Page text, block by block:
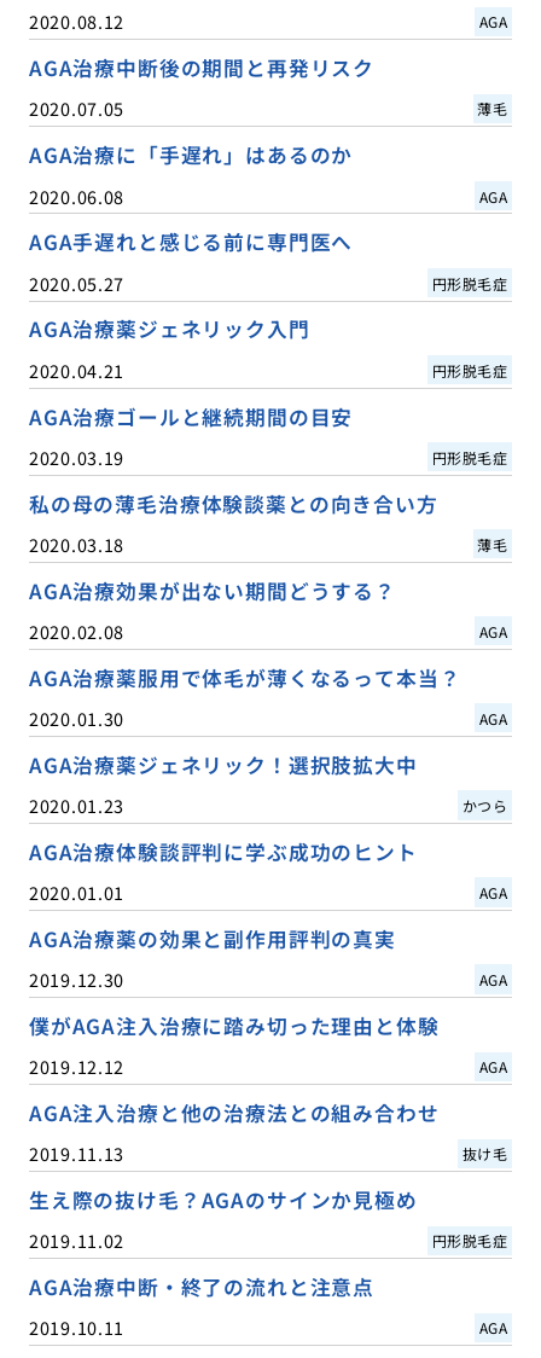
2020.08.12 AGA
AGA治療中断後の期間と再発リスク
2020.07.05 薄毛
AGA治療に「手遅れ」はあるのか
2020.06.08 AGA
AGA手遅れと感じる前に専門医へ
2020.05.27 円形脱毛症
AGA治療薬ジェネリック入門
2020.04.21 円形脱毛症
AGA治療ゴールと継続期間の目安
2020.03.19 円形脱毛症
私の母の薄毛治療体験談薬との向き合い方
2020.03.18 薄毛
AGA治療効果が出ない期間どうする？
2020.02.08 AGA
AGA治療薬服用で体毛が薄くなるって本当？
2020.01.30 AGA
AGA治療薬ジェネリック！選択肢拡大中
2020.01.23 かつら
AGA治療体験談評判に学ぶ成功のヒント
2020.01.01 AGA
AGA治療薬の効果と副作用評判の真実
2019.12.30 AGA
僕がAGA注入治療に踏み切った理由と体験
2019.12.12 AGA
AGA注入治療と他の治療法との組み合わせ
2019.11.13 抜け毛
生え際の抜け毛？AGAのサインか見極め
2019.11.02 円形脱毛症
AGA治療中断・終了の流れと注意点
2019.10.11 AGA